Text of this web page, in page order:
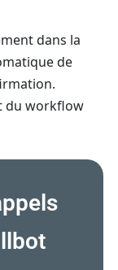
dans la
de
du workflow